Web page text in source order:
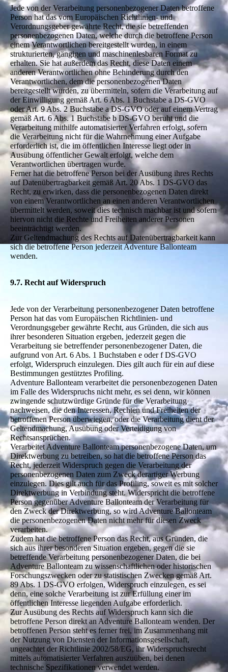
Jede von der Verarbeitung personenbezogener Daten betroffene
Person hat das vom Europäischen Richtlinien- und
Verordnungsgeber gewährte Recht, die sie betreffenden
personenbezogenen Daten, welche durch die betroffene Person
einem Verantwortlichen bereitgestellt wurden, in einem
strukturierten, gängigen und maschinenlesbaren Format zu
erhalten. Sie hat außerdem das Recht, diese Daten einem
anderen Verantwortlichen ohne Behinderung durch den
Verantwortlichen, dem die personenbezogenen Daten
bereitgestellt wurden, zu übermitteln, sofern die Verarbeitung auf
der Einwilligung gemäß Art. 6 Abs. 1 Buchstabe a DS-GVO
oder Art. 9 Abs. 2 Buchstabe a DS-GVO oder auf einem Vertrag
gemäß Art. 6 Abs. 1 Buchstabe b DS-GVO beruht und die
Verarbeitung mithilfe automatisierter Verfahren erfolgt, sofern
die Verarbeitung nicht für die Wahrnehmung einer Aufgabe
erforderlich ist, die im öffentlichen Interesse liegt oder in
Ausübung öffentlicher Gewalt erfolgt, welche dem
Verantwortlichen übertragen wurde.
Ferner hat die betroffene Person bei der Ausübung ihres Rechts
auf Datenübertragbarkeit gemäß Art. 20 Abs. 1 DS-GVO das
Recht, zu erwirken, dass die personenbezogenen Daten direkt
von einem Verantwortlichen an einen anderen Verantwortlichen
übermittelt werden, soweit dies technisch machbar ist und sofern
hiervon nicht die Rechte und Freiheiten anderer Personen
beeinträchtigt werden.
Zur Geltendmachung des Rechts auf Datenübertragbarkeit kann
sich die betroffene Person jederzeit Adventure Ballonteam
wenden.
9.7. Recht auf Widerspruch
Jede von der Verarbeitung personenbezogener Daten betroffene
Person hat das vom Europäischen Richtlinien- und
Verordnungsgeber gewährte Recht, aus Gründen, die sich aus
ihrer besonderen Situation ergeben, jederzeit gegen die
Verarbeitung sie betreffender personenbezogener Daten, die
aufgrund von Art. 6 Abs. 1 Buchstaben e oder f DS-GVO
erfolgt, Widerspruch einzulegen. Dies gilt auch für ein auf diese
Bestimmungen gestütztes Profiling.
Adventure Ballonteam verarbeitet die personenbezogenen Daten
im Falle des Widerspruchs nicht mehr, es sei denn, wir können
zwingende schutzwürdige Gründe für die Verarbeitung
nachweisen, die den Interessen, Rechten und Freiheiten der
betroffenen Person überwiegen, oder die Verarbeitung dient der
Geltendmachung, Ausübung oder Verteidigung von
Rechtsansprüchen.
Verarbeitet Adventure Ballonteam personenbezogene Daten, um
Direktwerbung zu betreiben, so hat die betroffene Person das
Recht, jederzeit Widerspruch gegen die Verarbeitung der
personenbezogenen Daten zum Zweck derartiger Werbung
einzulegen. Dies gilt auch für das Profiling, soweit es mit solcher
Direktwerbung in Verbindung steht. Widerspricht die betroffene
Person gegenüber Adventure Ballonteam der Verarbeitung für
den Zweck der Direktwerbung, so wird Adventure Ballonteam
die personenbezogenen Daten nicht mehr für diesen Zweck
verarbeiten.
Zudem hat die betroffene Person das Recht, aus Gründen, die
sich aus ihrer besonderen Situation ergeben, gegen die sie
betreffende Verarbeitung personenbezogener Daten, die bei
Adventure Ballonteam zu wissenschaftlichen oder historischen
Forschungszwecken oder zu statistischen Zwecken gemäß Art.
89 Abs. 1 DS-GVO erfolgen, Widerspruch einzulegen, es sei
denn, eine solche Verarbeitung ist zur Erfüllung einer im
öffentlichen Interesse liegenden Aufgabe erforderlich.
Zur Ausübung des Rechts auf Widerspruch kann sich die
betroffene Person direkt an Adventure Ballonteam wenden. Der
betroffenen Person steht es ferner frei, im Zusammenhang mit
der Nutzung von Diensten der Informationsgesellschaft,
ungeachtet der Richtlinie 2002/58/EG, ihr Widerspruchsrecht
mittels automatisierter Verfahren auszuüben, bei denen
technische Spezifikationen verwendet werden.